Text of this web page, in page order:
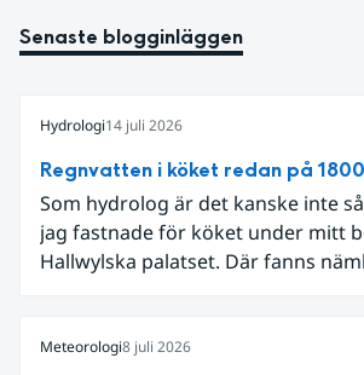
Senaste blogginläggen
Hydrologi14 juli 2026
Regnvatten i köket redan på
Som hydrolog är det kanske inte
jag fastnade för köket under mitt
Hallwylska palatset. Där fanns
Meteorologi8 juli 2026